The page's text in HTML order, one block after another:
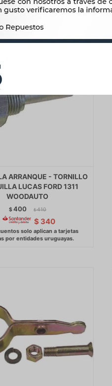
ARRANQUE - TORNILLO
LUCAS FORD 1311
WOODAUTO
$400 $ 410
$ 340